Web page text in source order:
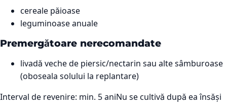
cereale păioase
leguminoase anuale
Premergătoare nerecomandate
livadă veche de piersic/nectarin sau alte sâmburoase
(oboseala solului la replantare)
Interval de revenire: min. 5aniNu se cultivă după ea însăși